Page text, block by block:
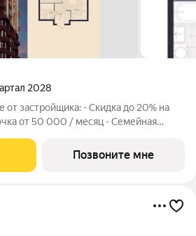
2028
застройщика: - Скидка до 20% на
/ месяц - Семейная
Жилом квартале Вэйвер от
Люди,
Позвоните мне